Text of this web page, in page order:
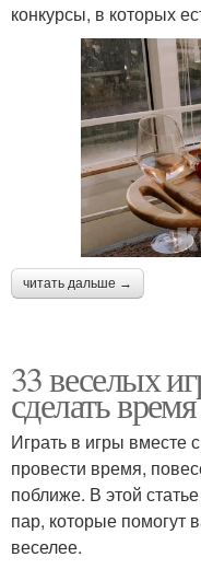
конкурсы, в которых
читать дальше →
33 веселых
сделать
Играть в игры вместе
провести время,
поближе. В этой
пар, которые помогут
веселее.